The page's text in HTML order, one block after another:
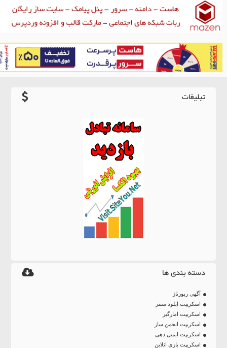
تبلیغات
دسته بندی ها
آگهی رپورتاژ
اسکریپت اپلود سنتر
اسکریپت امارگیر
اسکریپت انجمن ساز
اسکریپت ایمیل دهی
اسکریپت بازی انلاین